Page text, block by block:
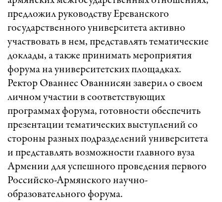
предложил руководству Ереванского
государственного университета активно
участвовать в нем, представлять тематические
доклады, а также принимать мероприятия
форума на университетских площадках.
Ректор Ованнес Ованнисян заверил о своем
личном участии в соответствующих
программах форума, готовности обеспечить
презентации тематических выступлений со
стороны разных подразделений университета
и представлять возможности главного вуза
Армении для успешного проведения первого
Российско-Армянского научно-
образовательного форума.